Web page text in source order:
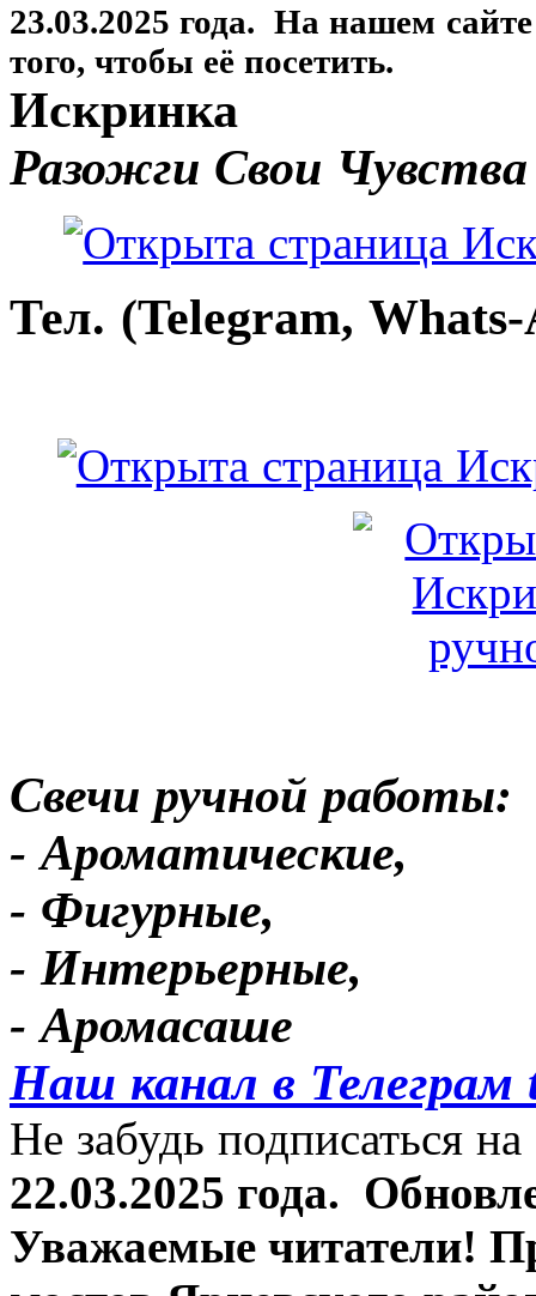
23.03.2025 года. На нашем
того, чтобы её посетить.
Искринка
Разожги Свои Чувства
Тел. (Telegram,
Свечи ручной работы:
- Ароматические,
- Фигурные,
- Интерьерные,
- Аромасаше
Наш канал в Телеграм
Не забудь подписаться
22.03.2025 года.
Уважаемые читатели!